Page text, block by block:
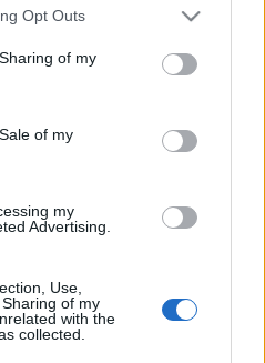
app uses one or more Google
behaviour. You may click to
and its third-party tags to
purposes in below Google
Opt Outs
of my
of my
my
Advertising.
Use,
of my
with the
collected.
tehermentesíti a
rendszert a STRABAG